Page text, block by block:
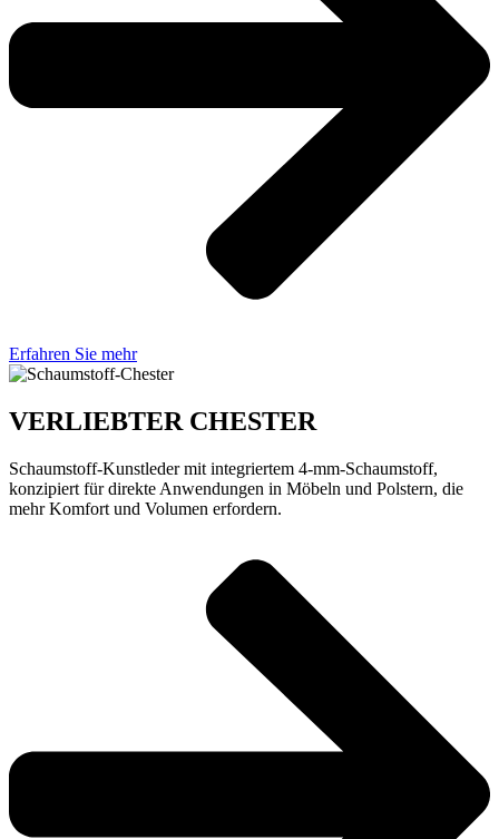
Erfahren Sie mehr
VERLIEBTER CHESTER
Schaumstoff-Kunstleder mit integriertem 4-mm-Schaumstoff,
konzipiert für direkte Anwendungen in Möbeln und Polstern, die
mehr Komfort und Volumen erfordern.